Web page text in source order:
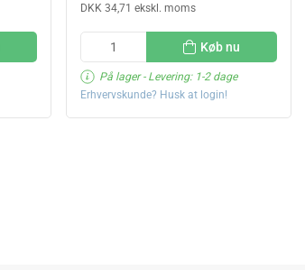
DKK 34,71 ekskl. moms
Køb nu
På lager- Levering: 1-2 dage
Erhvervskunde? Husk at login!